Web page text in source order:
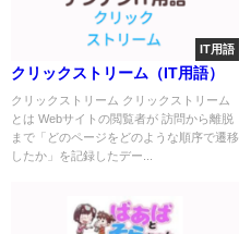
IT用語
クリックストリーム（IT用語）
クリックストリーム クリックストリーム
とは Webサイトの閲覧者が 訪問から離脱
まで「どのページをどのような順序で遷移
したか」を記録したデー...